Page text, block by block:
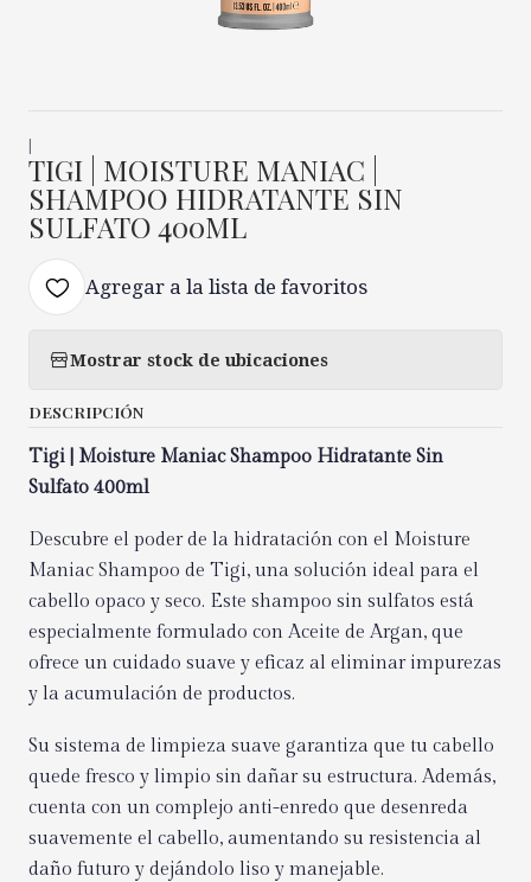
TIGI | MOISTURE MANIAC |
SHAMPOO HIDRATANTE SIN
SULFATO 400ML
Agregar a la lista de favoritos
Mostrar stock de ubicaciones
DESCRIPCIÓN
Tigi | Moisture Maniac Shampoo Hidratante Sin
Sulfato 400ml
Descubre el poder de la hidratación con el Moisture
Maniac Shampoo de Tigi, una solución ideal para el
cabello opaco y seco. Este shampoo sin sulfatos está
especialmente formulado con Aceite de Argan, que
ofrece un cuidado suave y eficaz al eliminar impurezas
y la acumulación de productos.
Su sistema de limpieza suave garantiza que tu cabello
quede fresco y limpio sin dañar su estructura. Además,
cuenta con un complejo anti-enredo que desenreda
suavemente el cabello, aumentando su resistencia al
daño futuro y dejándolo liso y manejable.